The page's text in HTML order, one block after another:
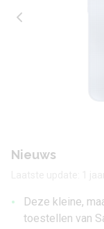
Nieuws
•
Deze kleine,
toestellen van